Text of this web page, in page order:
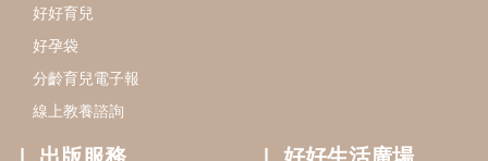
Bookstart閱讀起步走
信誼幼兒文學獎
信誼兒童動畫獎
小袋鼠說故事劇團
service@hsin-yi.org.tw